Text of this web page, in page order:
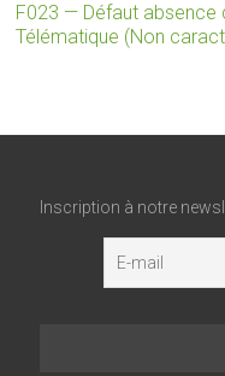
F023 — Défaut absence
Télématique (Non
Inscription à notre